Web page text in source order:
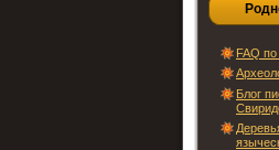
FAQ
Блог